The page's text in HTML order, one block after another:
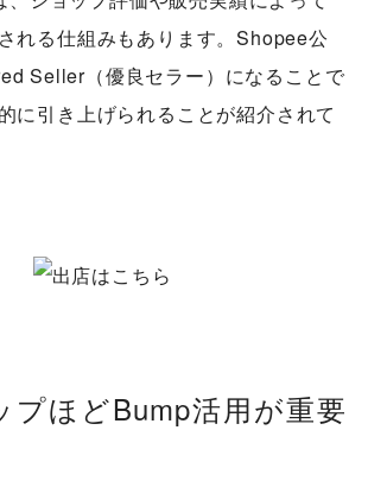
れる仕組みもあります。Shopee公
Seller（優良セラー）になることで
に引き上げられることが紹介されて
プほどBump活用が重要